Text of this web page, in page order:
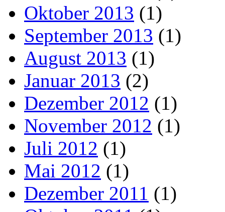
Oktober 2013 (1)
September 2013 (1)
August 2013 (1)
Januar 2013 (2)
Dezember 2012 (1)
November 2012 (1)
Juli 2012 (1)
Mai 2012 (1)
Dezember 2011 (1)